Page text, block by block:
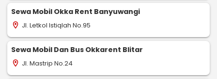
Sewa Mobil Okka Rent Banyuwangi
location_on Jl. Letkol Istiqlah No.95
Sewa Mobil Dan Bus Okkarent Blitar
location_on Jl. Mastrip No.24